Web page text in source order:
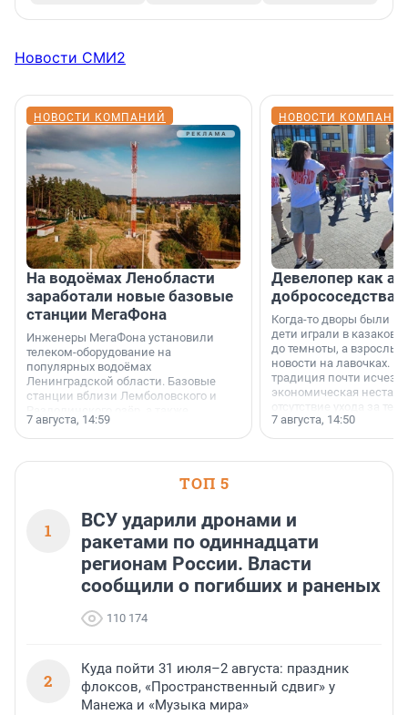
Новости СМИ2
НОВОСТИ КОМПАНИЙ
На водоёмах Ленобласти
заработали новые базовые
станции МегаФона
Инженеры МегаФона установили
телеком-оборудование на
популярных водоёмах
Ленинградской области. Базовые
станции вблизи Лемболовского и
недалеко от Большого Тосненского
водопада.
7 августа, 14:59
НОВОСТИ
Девелопер как
добрососедства
Когда-то дворы были
дети играли в казаков-
до темноты, а
новости на лавочках. В
традиция почти
экономическая
отсутствие ухода за
сделали своё дело.
7 августа, 14:50
ТОП 5
1
ВСУ ударили дронами и
ракетами по одиннадцати
регионам России. Власти
сообщили о погибших и раненых
110 174
2
Куда пойти 31 июля–2 августа: праздник
флоксов, «Пространственный сдвиг» у
Манежа и «Музыка мира»